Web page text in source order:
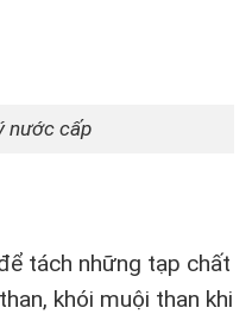
nước cấp
tách những tạp chất
khói muội than khi